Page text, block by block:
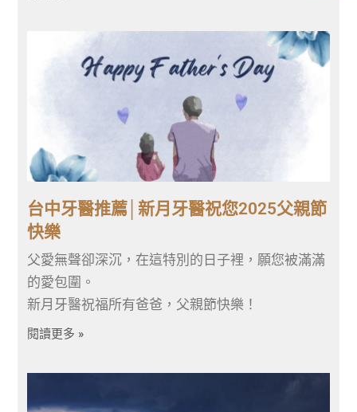
台中牙醫推薦│新月牙醫祝您2025父親節
快樂
父愛無聲卻深沉，在這特別的日子裡，願您被滿滿
的愛包圍。
新月牙醫祝福所有爸爸，父親節快樂！
閱讀更多 »